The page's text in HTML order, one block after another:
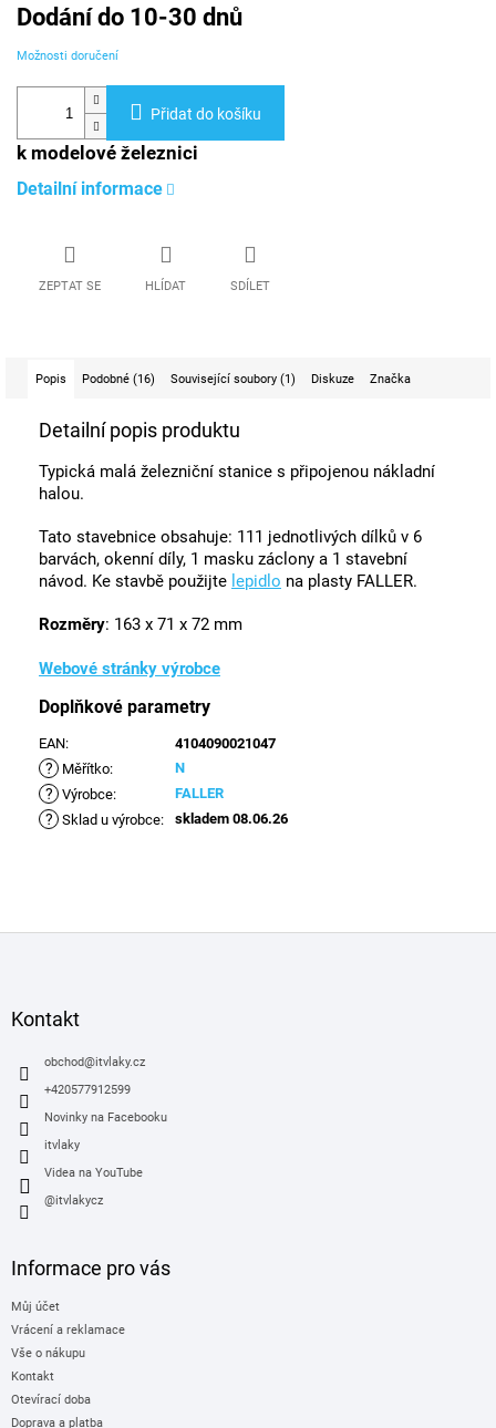
Měrná
cena:
Dodání do 10-30 dnů
Možnosti doručení
Přidat do košíku
k modelové železnici
Detailní informace
ZEPTAT SE HLÍDAT SDÍLET
Popis Podobné (16) Související soubory (1) Diskuze Značka
Detailní popis produktu
Typická malá železniční stanice s připojenou nákladní
halou.
Tato stavebnice obsahuje: 111 jednotlivých dílků v 6
barvách, okenní díly, 1 masku záclony a 1 stavební
návod. Ke stavbě použijte lepidlo na plasty FALLER.
Rozměry: 163 x 71 x 72 mm
Webové stránky výrobce
Doplňkové parametry
EAN: 4104090021047
? Měřítko: N
? Výrobce: FALLER
? Sklad u výrobce: skladem 08.06.26
Kontakt
obchod@itvlaky.cz
+420577912599
Novinky na Facebooku
itvlaky
Videa na YouTube
@itvlakycz
Informace pro vás
Můj účet
Vrácení a reklamace
Vše o nákupu
Kontakt
Otevírací doba
Doprava a platba